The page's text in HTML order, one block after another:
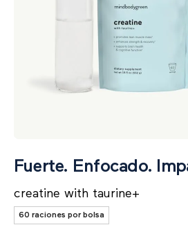
Fuerte. Enfocado.
creatine with taurine+
60 raciones por bolsa